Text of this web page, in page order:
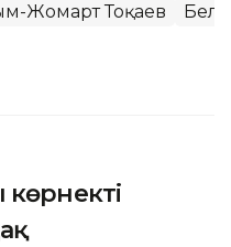
Жомарт Тоқаев